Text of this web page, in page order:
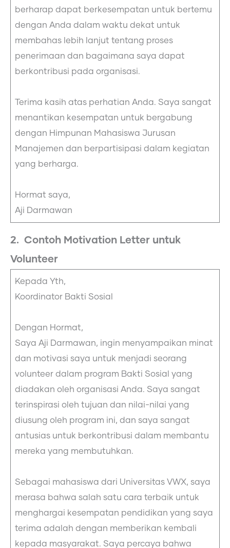
berharap dapat berkesempatan untuk bertemu
dengan Anda dalam waktu dekat untuk
membahas lebih lanjut tentang proses
penerimaan dan bagaimana saya dapat
berkontribusi pada organisasi.
Terima kasih atas perhatian Anda. Saya sangat
menantikan kesempatan untuk bergabung
dengan Himpunan Mahasiswa Jurusan
Manajemen dan berpartisipasi dalam kegiatan
yang berharga.
Hormat saya,
Aji Darmawan
2. Contoh Motivation Letter untuk
Volunteer
Kepada Yth,
Koordinator Bakti Sosial
Dengan Hormat,
Saya Aji Darmawan, ingin menyampaikan minat
dan motivasi saya untuk menjadi seorang
volunteer dalam program Bakti Sosial yang
diadakan oleh organisasi Anda. Saya sangat
terinspirasi oleh tujuan dan nilai-nilai yang
diusung oleh program ini, dan saya sangat
antusias untuk berkontribusi dalam membantu
mereka yang membutuhkan.
Sebagai mahasiswa dari Universitas VWX, saya
merasa bahwa salah satu cara terbaik untuk
menghargai kesempatan pendidikan yang saya
terima adalah dengan memberikan kembali
kepada masyarakat. Saya percaya bahwa